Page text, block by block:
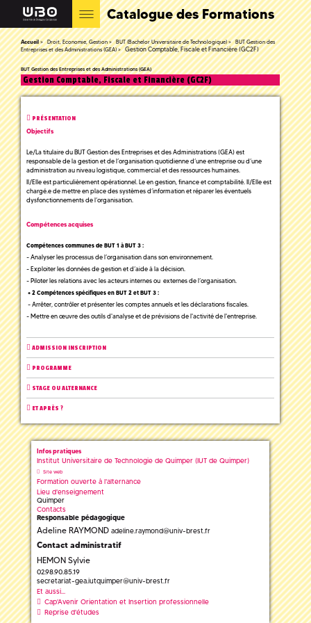
Catalogue des Formations
Accueil Droit, Economie, Gestion BUT (Bachelor Universitaire de Technologique)
BUT Gestion des
Entreprises et des Administrations (GEA)
Gestion Comptable, Fiscale et Financière (GC2F)
BUT Gestion des Entreprises et des Administrations (GEA)
Gestion Comptable, Fiscale et Financière (GC2F)
PRÉSENTATION
Objectifs
Le/La titulaire du BUT Gestion des Entreprises et des Administrations (GEA) est
responsable de la gestion et de l’organisation quotidienne d’une entreprise ou d’une
administration au niveau logistique, commercial et des ressources humaines.
Il/Elle est particulièrement opérationnel. Le en gestion, finance et comptabilité. Il/Elle est
chargé.e de mettre en place des systèmes d’information et réparer les éventuels
dysfonctionnements de l’organisation.
Compétences acquises
Compétences communes de BUT 1 à BUT 3 :
- Analyser les processus de l’organisation dans son environnement.
- Exploiter les données de gestion et d’aide à la décision.
- Piloter les relations avec les acteurs internes ou externes de l’organisation.
+ 2 Compétences spécifiques en BUT 2 et BUT 3 :
- Arrêter, contrôler et présenter les comptes annuels et les déclarations fiscales.
- Mettre en œuvre des outils d'analyse et de prévisions de l'activité de l'entreprise.
ADMISSION INSCRIPTION
PROGRAMME
STAGE OU ALTERNANCE
ET APRÈS ?
Infos pratiques
Institut Universitaire de Technologie de Quimper (IUT de Quimper)
Site web
Formation ouverte à l'alternance
Lieu d'enseignement
Quimper
Contacts
Responsable pédagogique
Adeline RAYMOND adeline.raymond@univ-brest.fr
Contact administratif
HEMON Sylvie
02.98.90.85.19
secretariat-gea.iutquimper@univ-brest.fr
Et aussi...
Cap'Avenir Orientation et Insertion professionnelle
Reprise d'études